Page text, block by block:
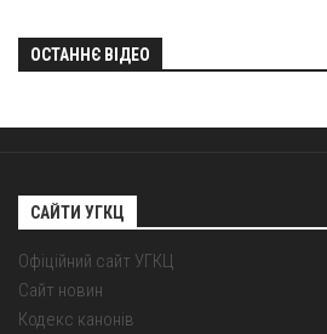
ОСТАННЄ ВІДЕО
САЙТИ УГКЦ
Офіційний сайт УГКЦ
Сайт новин
Кодекс канонів